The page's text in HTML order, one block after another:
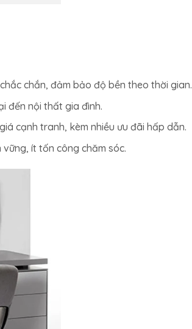
chắn, đảm bảo độ bền theo thời gian.
đến nội thất gia đình.
cạnh tranh, kèm nhiều ưu đãi hấp dẫn.
ít tốn công chăm sóc.